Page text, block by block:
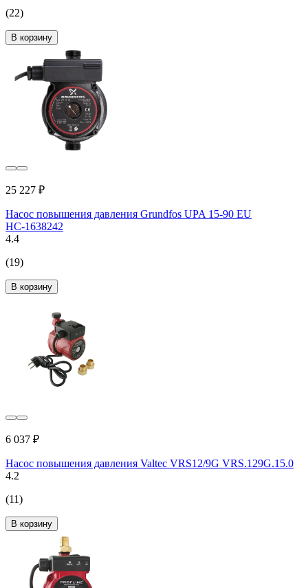
(22)
В корзину
25 227 ₽
Насос повышения давления Grundfos UPA 15-90 EU
НС-1638242
4.4
(19)
В корзину
6 037 ₽
Насос повышения давления Valtec VRS12/9G VRS.129G.15.0
4.2
(11)
В корзину